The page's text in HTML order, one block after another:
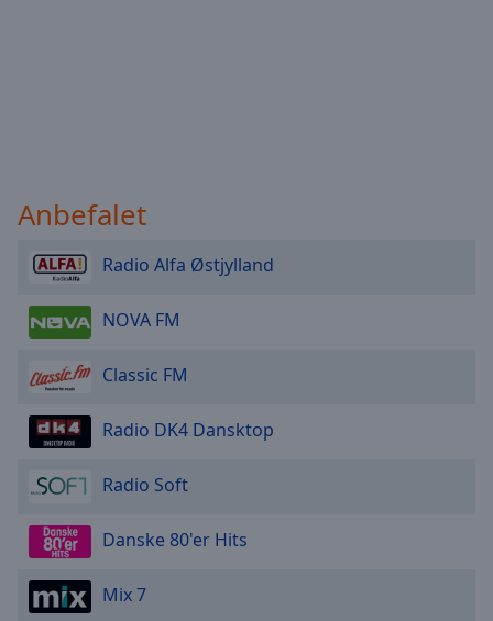
Anbefalet
Radio Alfa Østjylland
NOVA FM
Classic FM
Radio DK4 Dansktop
Radio Soft
Danske 80'er Hits
Mix 7